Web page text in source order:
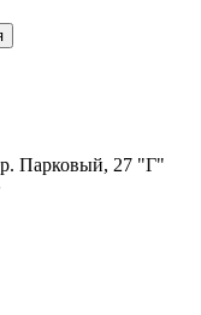
Парковый, 27 "Г"